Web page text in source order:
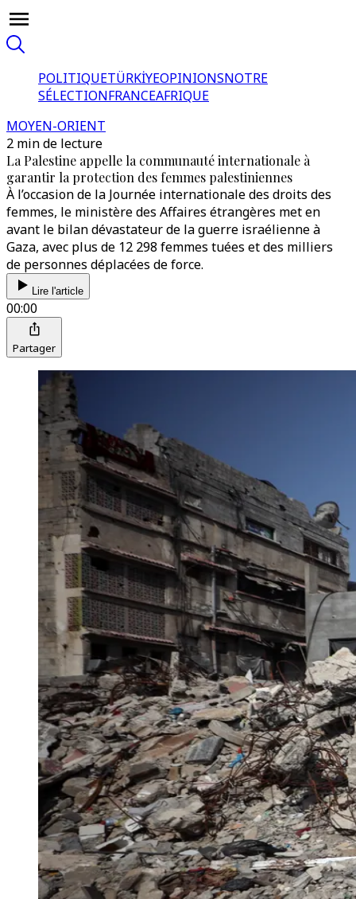
POLITIQUETÜRKİYEOPINIONSNOTRE
SÉLECTIONFRANCEAFRIQUE
MOYEN-ORIENT
2 min de lecture
La Palestine appelle la communauté internationale à
garantir la protection des femmes palestiniennes
À l’occasion de la Journée internationale des droits des
femmes, le ministère des Affaires étrangères met en
avant le bilan dévastateur de la guerre israélienne à
Gaza, avec plus de 12 298 femmes tuées et des milliers
de personnes déplacées de force.
Lire l'article
00:00
Partager